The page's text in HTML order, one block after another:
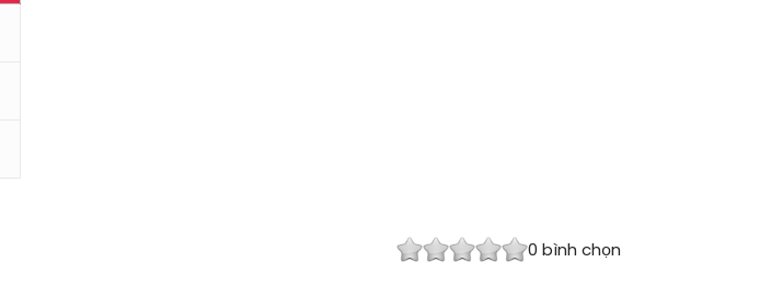
0 bình chọn